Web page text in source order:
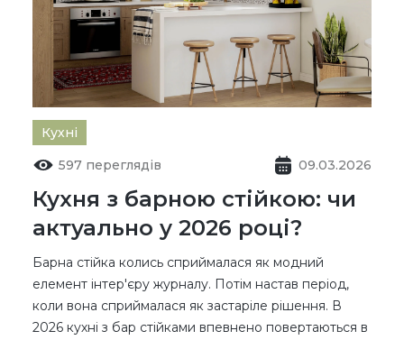
Кухні
597 переглядів
09.03.2026
Кухня з барною стійкою: чи
актуально у 2026 році?
Барна стійка колись сприймалася як модний
елемент інтер'єру журналу. Потім настав період,
коли вона сприймалася як застаріле рішення. В
2026 кухні з бар стійками впевнено повертаються в